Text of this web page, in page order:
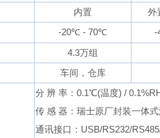
内置
外
-20℃ - 70℃
-
4.3万组
车间，仓库
分 辨 率： 0.1℃(温度) /
传 感 器：瑞士原厂封装一体
通讯接口： USB/RS232/